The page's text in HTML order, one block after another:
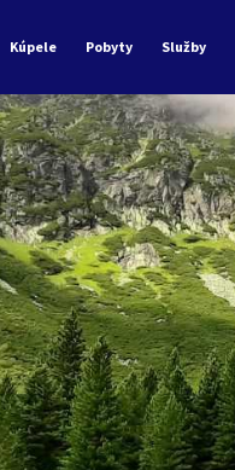
Kúpele Pobyty Služby